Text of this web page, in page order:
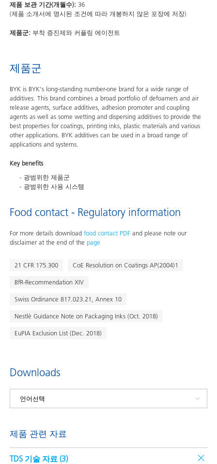
제품 보관 기간(개월수): 36
(제품 소개서에 명시된 조건에 따라 개봉하지 않은 포장에 저장)
제품군: 부착 증진제와 커플링 에이전트
제품군
BYK is BYK's long-standing number-one brand for a wide range of
additives. This brand combines a broad portfolio of defoamers and air
release agents, surface additives, adhesion promoter and coupling
agents as well as some wetting and dispersing additives to provide the
best properties for coatings, printing inks, plastic materials and various
other applications. BYK additives can be used in a broad range of
applications and systems.
Key benefits
광범위한 제품군
광범위한 사용 시스템
Food contact - Regulatory information
For more details download food contact PDF and please note our
disclaimer at the end of the page
21 CFR 175.300 CoE Resolution on Coatings AP(2004)1
BfR-Recommendation XIV
Swiss Ordinance 817.023.21, Annex 10
Nestlè Guidance Note on Packaging Inks (Oct. 2018)
EuPIA Exclusion List (Dec. 2018)
Downloads
제품 관련 자료
TDS 기술 자료 (3)